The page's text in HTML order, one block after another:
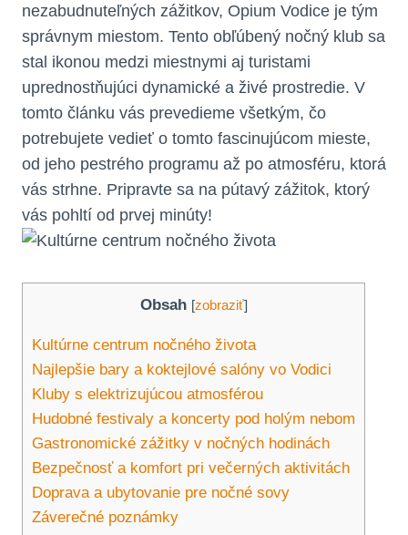
nezabudnuteľných zážitkov, Opium Vodice je tým
správnym miestom. Tento obľúbený nočný klub sa
stal ikonou medzi miestnymi aj turistami
uprednostňujúci dynamické a živé prostredie. V
tomto článku vás prevedieme všetkým, čo
potrebujete vedieť o tomto fascinujúcom mieste,
od jeho pestrého programu až po atmosféru, ktorá
vás strhne. Pripravte sa na pútavý zážitok, ktorý
vás pohltí od prvej minúty!
Obsah [zobraziť]
Kultúrne centrum nočného života
Najlepšie bary a koktejlové salóny vo Vodici
Kluby s elektrizujúcou atmosférou
Hudobné festivaly a koncerty pod holým nebom
Gastronomické zážitky v nočných hodinách
Bezpečnosť a komfort pri večerných aktivitách
Doprava a ubytovanie pre nočné sovy
Záverečné poznámky